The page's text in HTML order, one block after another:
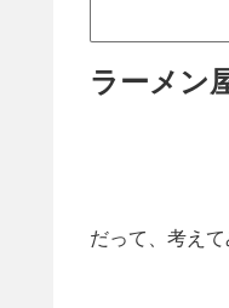
ラーメン
だって、考えて